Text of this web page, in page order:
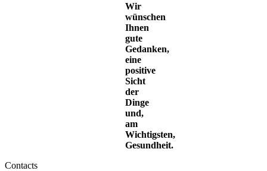
Wir
wünschen
Ihnen
gute
Gedanken,
eine
positive
Sicht
der
Dinge
und,
am
Wichtigsten,
Gesundheit.
Contacts